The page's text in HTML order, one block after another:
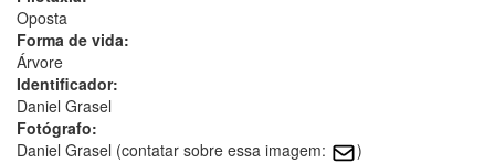
Oposta
Forma de vida:
Árvore
Identificador:
Daniel Grasel
Fotógrafo:
Daniel Grasel (contatar sobre essa imagem:
)